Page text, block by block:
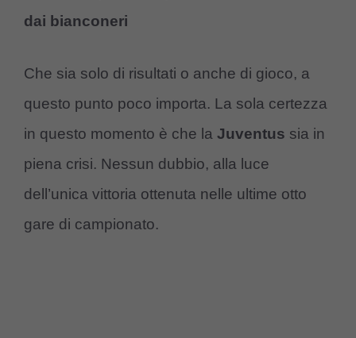
dai bianconeri
Che sia solo di risultati o anche di gioco, a
questo punto poco importa. La sola certezza
in questo momento è che la Juventus sia in
piena crisi. Nessun dubbio, alla luce
dell’unica vittoria ottenuta nelle ultime otto
gare di campionato.